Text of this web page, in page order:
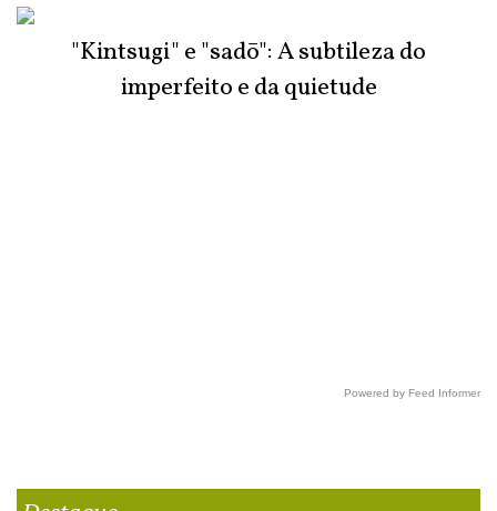
"Kintsugi" e "sadō": A subtileza do
imperfeito e da quietude
Powered by Feed Informer